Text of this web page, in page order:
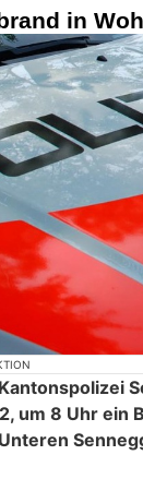
in
um 8 Uhr ein